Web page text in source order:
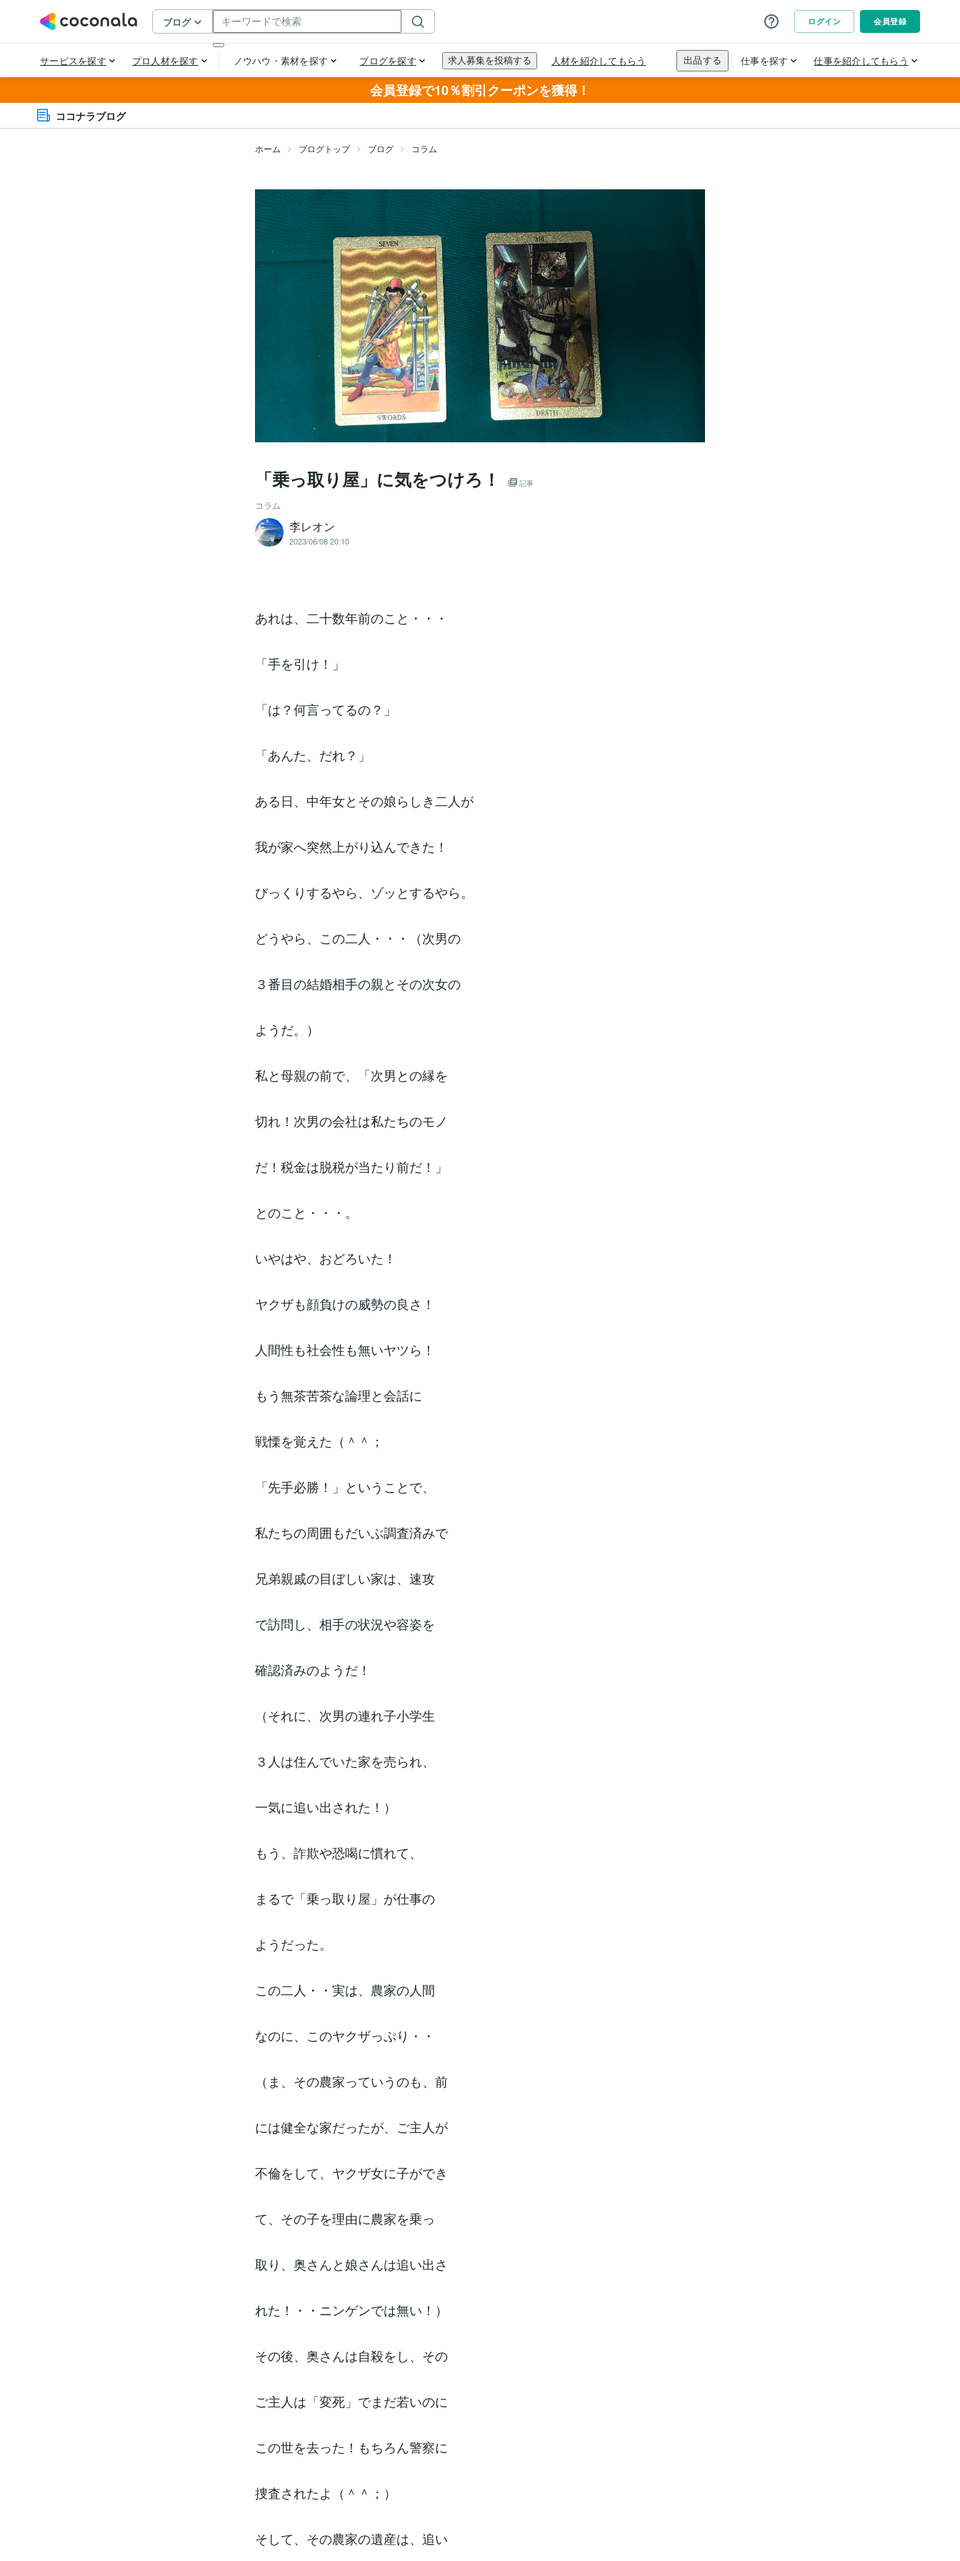
会員登録で10％割引クーポンを獲得！
ココナラブログ
ホーム ブログトップ ブログ コラム
「乗っ取り屋」に気をつけろ！ 記事
コラム
李レオン
2023/06/08 20:10
あれは、二十数年前のこと・・・
「手を引け！」
「は？何言ってるの？」
「あんた、だれ？」
ある日、中年女とその娘らしき二人が
我が家へ突然上がり込んできた！
びっくりするやら、ゾッとするやら。
どうやら、この二人・・・（次男の
３番目の結婚相手の親とその次女の
ようだ。）
私と母親の前で、「次男との縁を
切れ！次男の会社は私たちのモノ
だ！税金は脱税が当たり前だ！」
とのこと・・・。
いやはや、おどろいた！
ヤクザも顔負けの威勢の良さ！
人間性も社会性も無いヤツら！
もう無茶苦茶な論理と会話に
戦慄を覚えた（＾＾；
「先手必勝！」ということで、
私たちの周囲もだいぶ調査済みで
兄弟親戚の目ぼしい家は、速攻
で訪問し、相手の状況や容姿を
確認済みのようだ！
（それに、次男の連れ子小学生
３人は住んでいた家を売られ、
一気に追い出された！）
もう、詐欺や恐喝に慣れて、
まるで「乗っ取り屋」が仕事の
ようだった。
この二人・・実は、農家の人間
なのに、このヤクザっぷり・・
（ま、その農家っていうのも、前
には健全な家だったが、ご主人が
不倫をして、ヤクザ女に子ができ
て、その子を理由に農家を乗っ
取り、奥さんと娘さんは追い出さ
れた！・・ニンゲンでは無い！）
その後、奥さんは自殺をし、その
ご主人は「変死」でまだ若いのに
この世を去った！もちろん警察に
捜査されたよ（＾＾；）
そして、その農家の遺産は、追い